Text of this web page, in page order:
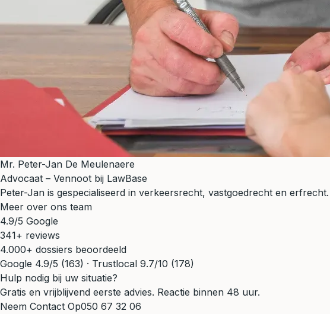
Mr. Peter-Jan De Meulenaere
Advocaat – Vennoot bij LawBase
Peter-Jan is gespecialiseerd in verkeersrecht, vastgoedrecht en
Meer over ons team
4.9/5 Google
341+ reviews
4.000+ dossiers beoordeeld
Google 4.9/5 (163) · Trustlocal 9.7/10 (178)
Hulp nodig bij uw situatie?
Gratis en vrijblijvend eerste advies. Reactie binnen 48 uur.
Neem Contact Op050 67 32 06